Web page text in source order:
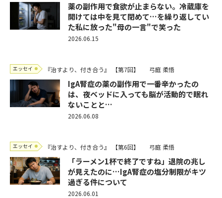
薬の副作用で食欲が止まらない。冷蔵庫を
開けては中を見て閉めて…を繰り返してい
た私に放った"母の一言"で笑った
2026.06.15
エッセイ 『治すより、付き合う』 【第7回】 弓庭 柔悟
IgA腎症の薬の副作用で一番辛かったの
は、夜ベッドに入っても脳が活動的で眠れ
ないことと…
2026.06.08
エッセイ 『治すより、付き合う』 【第6回】 弓庭 柔悟
「ラーメン1杯で終了ですね」退院の兆し
が見えたのに…IgA腎症の塩分制限がキツ
過ぎる件について
2026.06.01